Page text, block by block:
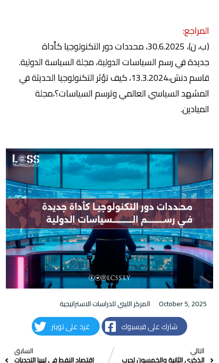
المراجع:
(ب،ن)، 30.6.2025،محددات دور التكنولوجيا كأداة
جديدةفيرسم السياسات الدولية، مجلة السياسة الدولية.
قاسم دنش،13.3.2024،
كيف تؤثر التكنولوجيا الحديثة في
المشهد السياسي العالمي وترسم السياسات؟،مجلة
الميادين.
المركز الليبي للدراسات الاستراتيجية October 5, 2025
غرد على تويتر شارك على فيسبوك
السابق
اقتصاد النفط في ليبيا التحديات
التالي
الذكرى الثانية والخمسون لحرب